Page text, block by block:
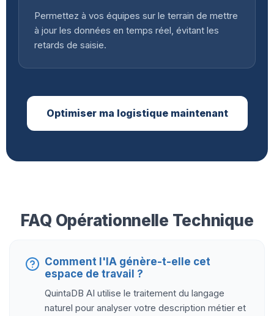
Permettez à vos équipes sur le terrain de mettre
à jour les données en temps réel, évitant les
retards de saisie.
Optimiser ma logistique maintenant
FAQ Opérationnelle Technique
Comment l'IA génère-t-elle cet
espace de travail ?
QuintaDB AI utilise le traitement du langage
naturel pour analyser votre description métier et